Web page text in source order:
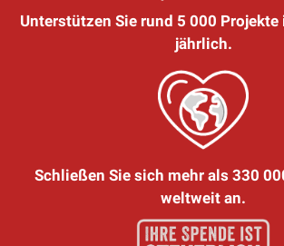
Unterstützen Sie rund 5 000 Projekte
jährlich.
Schließen Sie sich mehr als 330
weltweit an.